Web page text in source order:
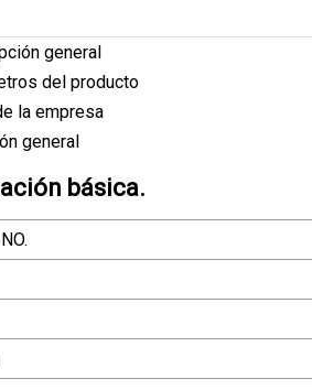
general
del producto
la empresa
general
básica.